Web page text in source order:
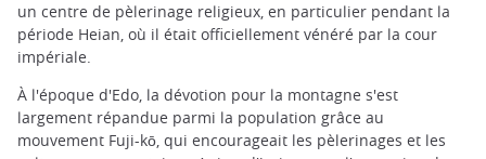
un centre de pèlerinage religieux, en particulier pendant la
période Heian, où il était officiellement vénéré par la cour
impériale.
À l'époque d'Edo, la dévotion pour la montagne s'est
largement répandue parmi la population grâce au
mouvement Fuji-kō, qui encourageait les pèlerinages et les